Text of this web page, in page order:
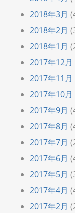
2018年3月
2018年2月
2018年1月
2017年12月
2017年11月
2017年10月
2017年9月
2017年8月
2017年7月
2017年6月
2017年5月
2017年4月
2017年2月